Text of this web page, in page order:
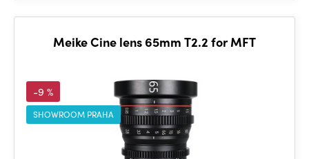
Meike Cine lens 65mm T2.2 for MFT
-9 %
SHOWROOM PRAHA